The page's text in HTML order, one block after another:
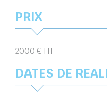
PRIX
2000 € HT
DATES DE